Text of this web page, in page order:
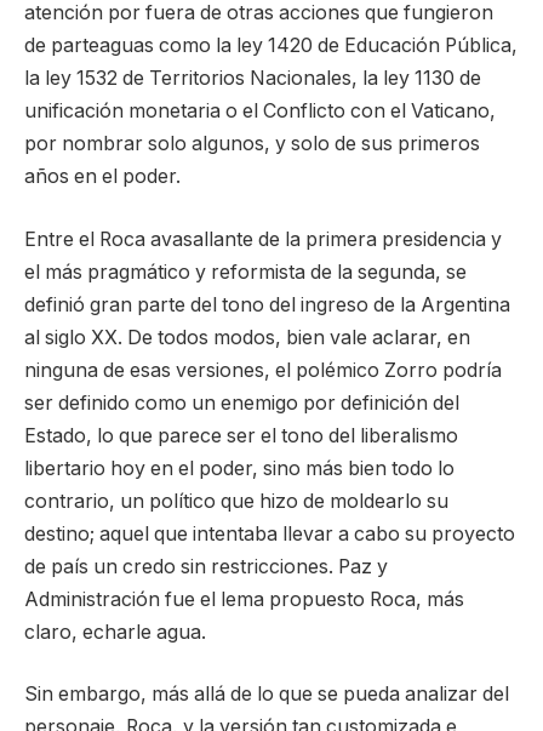
atención por fuera de otras acciones que fungieron
de parteaguas como la ley 1420 de Educación Pública,
la ley 1532 de Territorios Nacionales, la ley 1130 de
unificación monetaria o el Conflicto con el Vaticano,
por nombrar solo algunos, y solo de sus primeros
años en el poder.
Entre el Roca avasallante de la primera presidencia y
el más pragmático y reformista de la segunda, se
definió gran parte del tono del ingreso de la Argentina
al siglo XX. De todos modos, bien vale aclarar, en
ninguna de esas versiones, el polémico Zorro podría
ser definido como un enemigo por definición del
Estado, lo que parece ser el tono del liberalismo
libertario hoy en el poder, sino más bien todo lo
contrario, un político que hizo de moldearlo su
destino; aquel que intentaba llevar a cabo su proyecto
de país un credo sin restricciones. Paz y
Administración fue el lema propuesto Roca, más
claro, echarle agua.
Sin embargo, más allá de lo que se pueda analizar del